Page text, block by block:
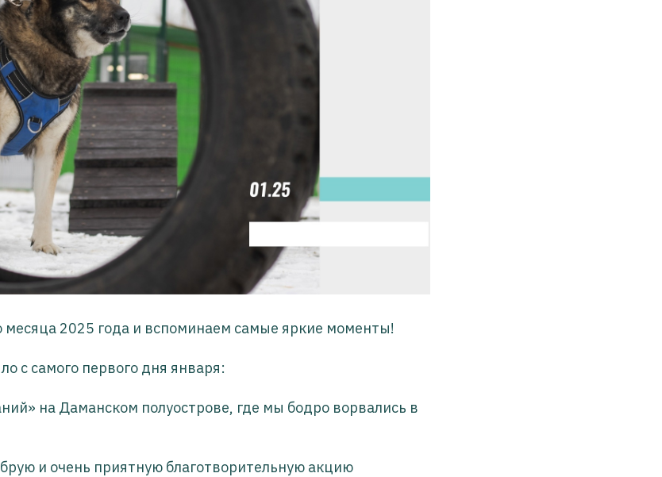
месяца 2025 года и вспоминаем самые яркие моменты!
с самого первого дня января:
на Даманском полуострове, где мы бодро ворвались в
и очень приятную благотворительную акцию